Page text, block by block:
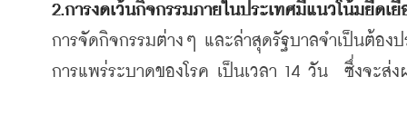
2.การงดเว้นกิจกรรมภายในประเทศมีแนวโน้มยืดเ
การจัดกิจกรรมต่างๆ และล่าสุดรัฐบาลจำเป็นต้อง
การแพร่ระบาดของโรค เป็นเวลา 14 วัน ซึ่งจะส่ง